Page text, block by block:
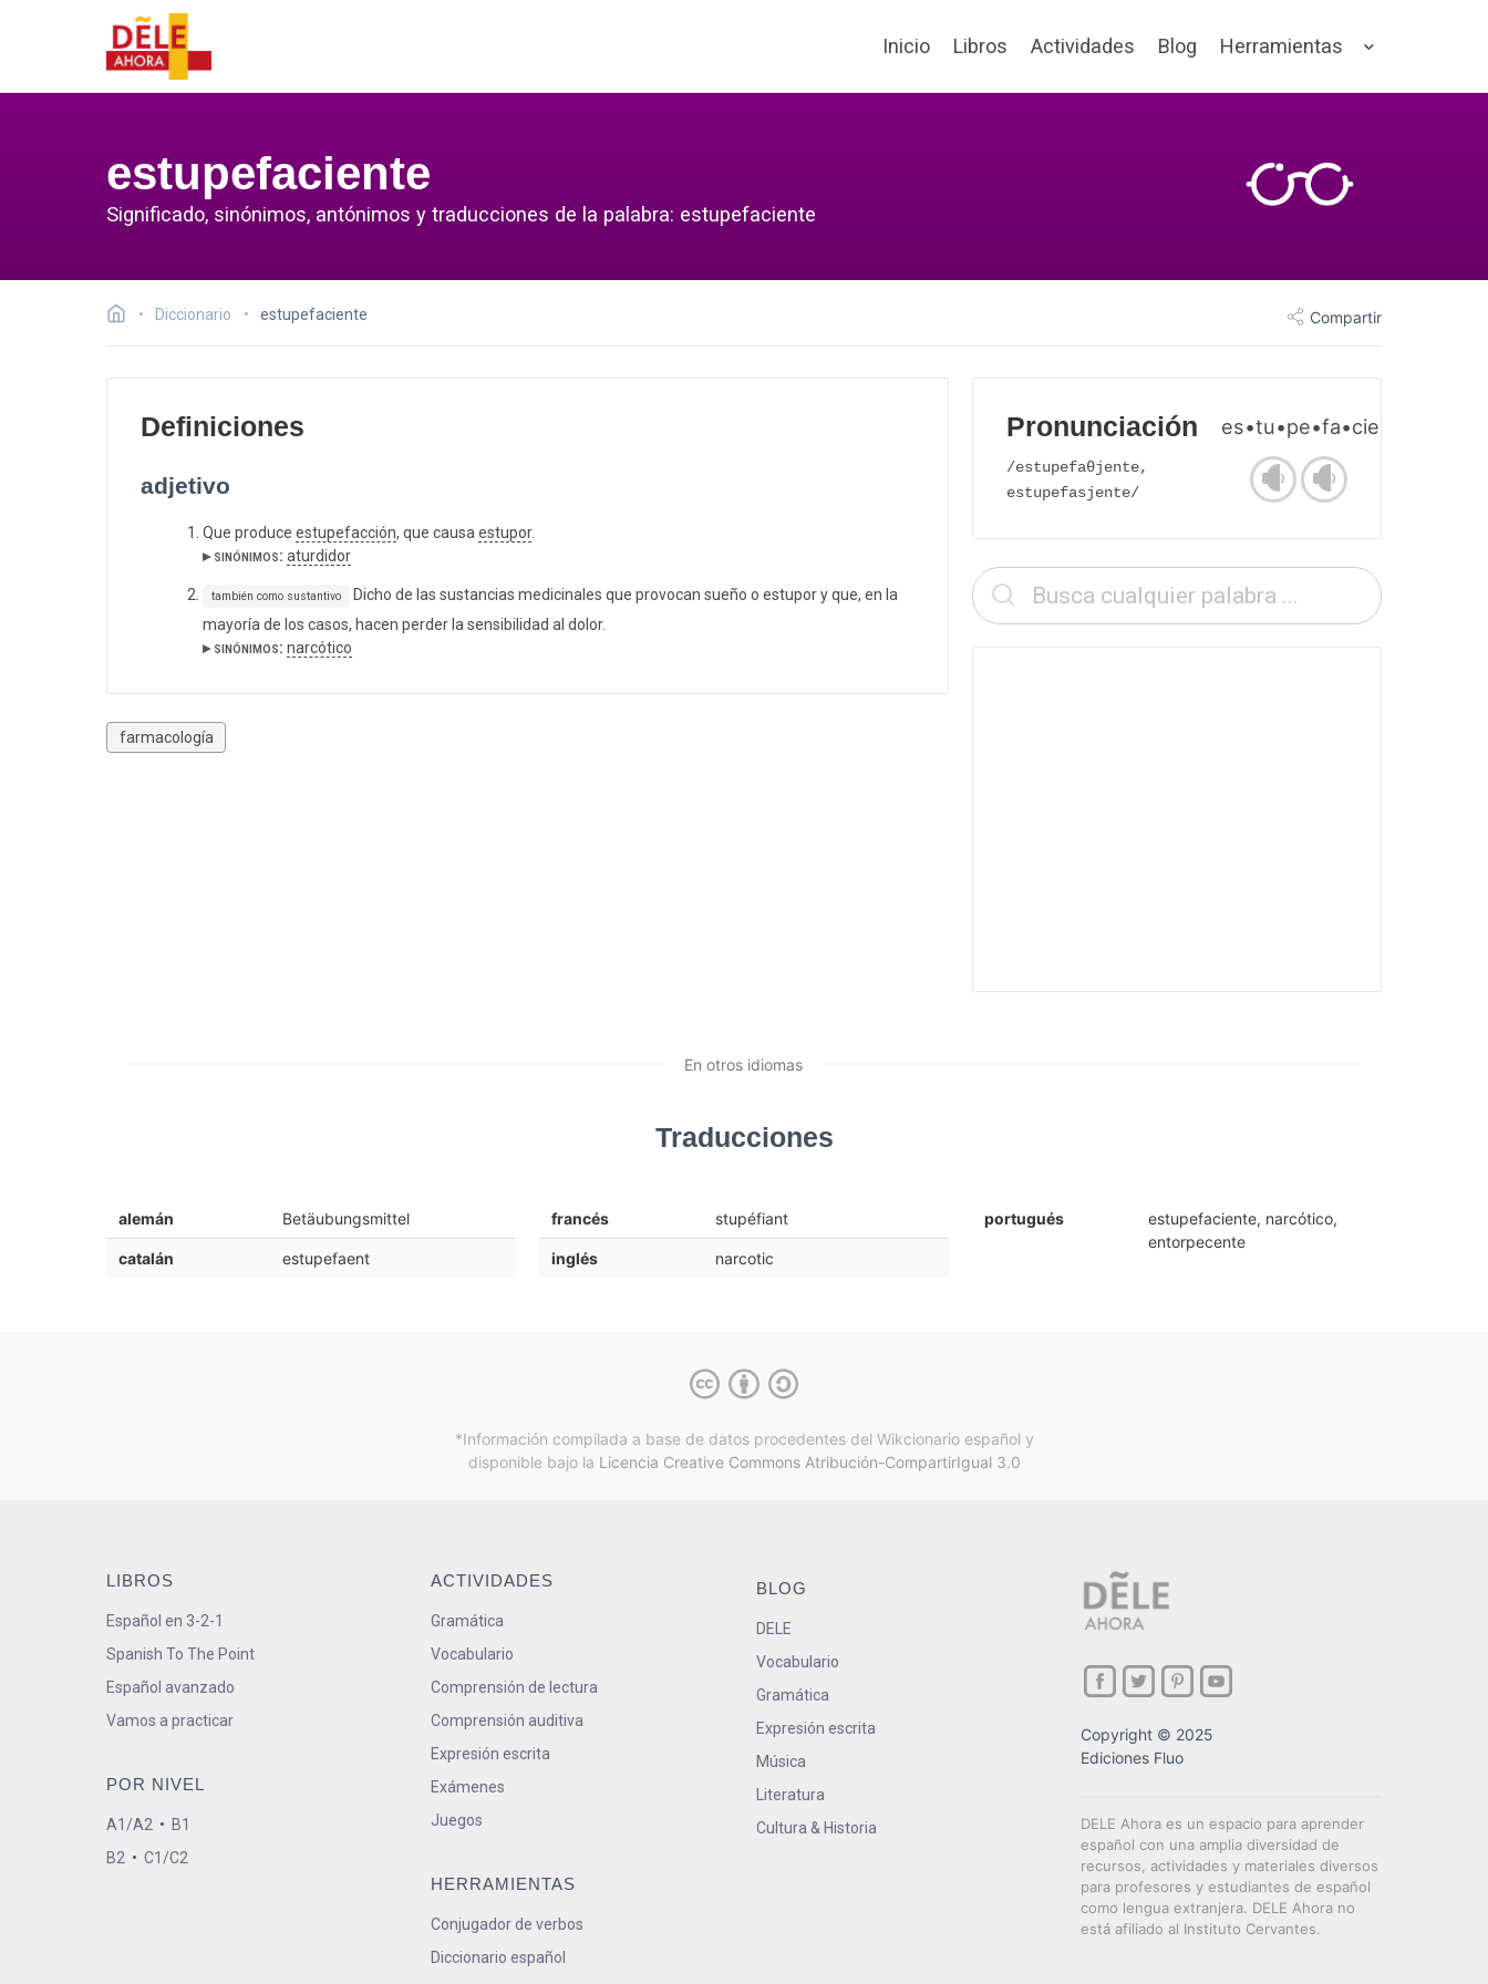
Inicio Libros Actividades Blog Herramientas
estupefaciente
Significado, sinónimos, antónimos y traducciones de la palabra: estupefaciente
Diccionario estupefaciente Compartir
Definiciones
adjetivo
Que produce estupefacción, que causaestupor.
▸ sinónimos: aturdidor
también como sustantivo
Dicho de las sustancias medicinales que provocan sueño o estupor y que, en la
mayoría de los casos, hacen perder la sensibilidad al dolor.
▸ sinónimos: narcótico
farmacología
Pronunciación es•tu•pe•fa•cien•te
/estupefaθjente,
estupefasjente/
En otros idiomas
Traducciones
alemán Betäubungsmittel
catalán estupefaent
francés stupéfiant
inglés narcotic
portugués
estupefaciente, narcótico,
entorpecente
*Información compilada a base de datos procedentes del Wikcionario español y
disponible bajo la Licencia Creative Commons Atribución-CompartirIgual 3.0
LIBROS
Español en 3-2-1
Spanish To The Point
Español avanzado
Vamos a practicar
POR NIVEL
A1/A2 • B1
B2 • C1/C2
ACTIVIDADES
Gramática
Vocabulario
Comprensión de lectura
Comprensión auditiva
Expresión escrita
Exámenes
Juegos
HERRAMIENTAS
Conjugador de verbos
Diccionario español
BLOG
DELE
Vocabulario
Gramática
Expresión escrita
Música
Literatura
Cultura & Historia
Copyright © 2025
Ediciones Fluo
DELE Ahora es un espacio para aprender
español con una amplia diversidad de
recursos, actividades y materiales diversos
para profesores y estudiantes de español
como lengua extranjera. DELE Ahora no
está afiliado al Instituto Cervantes.